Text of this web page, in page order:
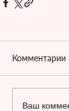
Комментарии
Ваш